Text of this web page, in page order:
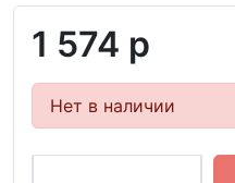
1 574 р
Нет в наличии